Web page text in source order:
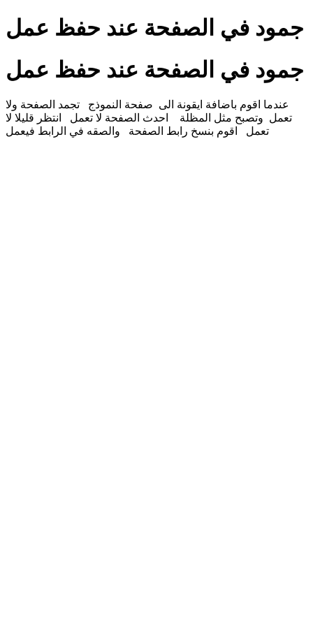
جمود في الصفحة عند حفظ عمل
جمود في الصفحة عند حفظ عمل
عندما اقوم باضافة ايقونة الى صفحة النموذج تجمد الصفحة ولا
تعمل وتصبح مثل المظلة احدث الصفحة لا تعمل انتظر قليلا لا